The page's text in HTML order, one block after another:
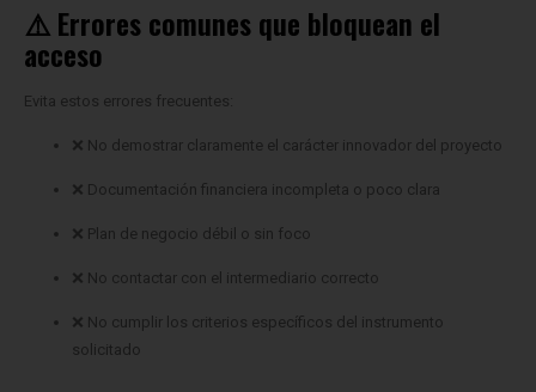
⚠️ Errores comunes que bloquean el
acceso
Evita estos errores frecuentes:
❌ No demostrar claramente el carácter innovador del proyecto
❌ Documentación financiera incompleta o poco clara
❌ Plan de negocio débil o sin foco
❌ No contactar con el intermediario correcto
❌ No cumplir los criterios específicos del instrumento
solicitado